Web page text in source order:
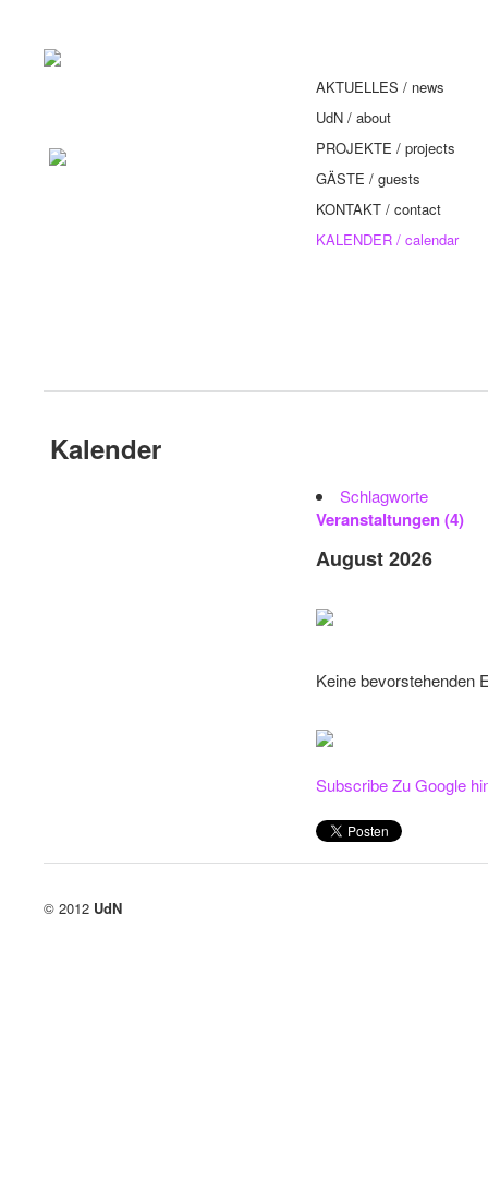
AKTUELLES / news
UdN / about
PROJEKTE / projects
GÄSTE / guests
KONTAKT / contact
KALENDER / calendar
Kalender
Schlagworte
Veranstaltungen (4)
August 2026
Keine bevorstehenden
SubscribeZu Google
© 2012 UdN